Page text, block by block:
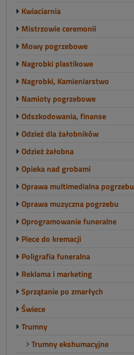
Kwiaciarnia
Mistrzowie ceremonii
Mowy pogrzebowe
Nagrobki plastikowe
Nagrobki, Kamieniarstwo
Namioty pogrzebowe
Odszkodowania, finanse
Odzież dla żałobników
Odzież żałobna
Opieka nad grobami
Oprawa multimedialna pogrzebu
Oprawa muzyczna pogrzebu
Oprogramowanie funeralne
Piece do kremacji
Poligrafia funeralna
Reklama i marketing
Sprzątanie po zmarłych
Świece
Trumny
Trumny ekshumacyjne